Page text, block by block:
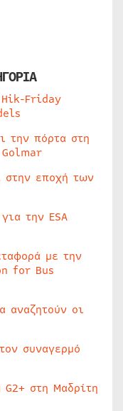
Friday
την πόρτα στη
στην εποχή των
την ESA
με την
for Bus
αναζητούν οι
συναγερμό
στη Μαδρίτη